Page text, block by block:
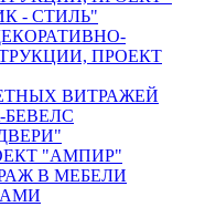
- СТИЛЬ"
ПРОЕКТ
ВИТРАЖЕЙ
"АМПИР"
В МЕБЕЛИ